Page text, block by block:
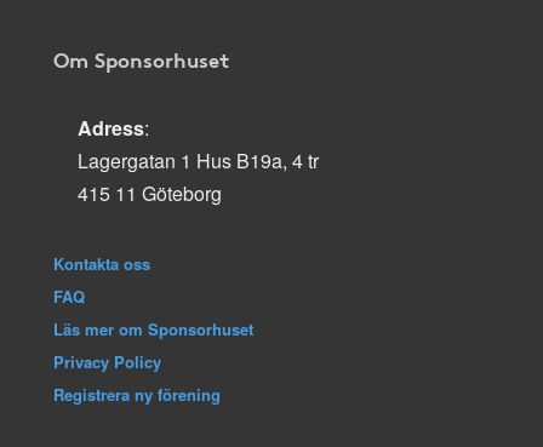
Om Sponsorhuset
Adress:
Lagergatan 1 Hus B19a, 4 tr
415 11 Göteborg
Kontakta oss
FAQ
Läs mer om Sponsorhuset
Privacy Policy
Registrera ny förening